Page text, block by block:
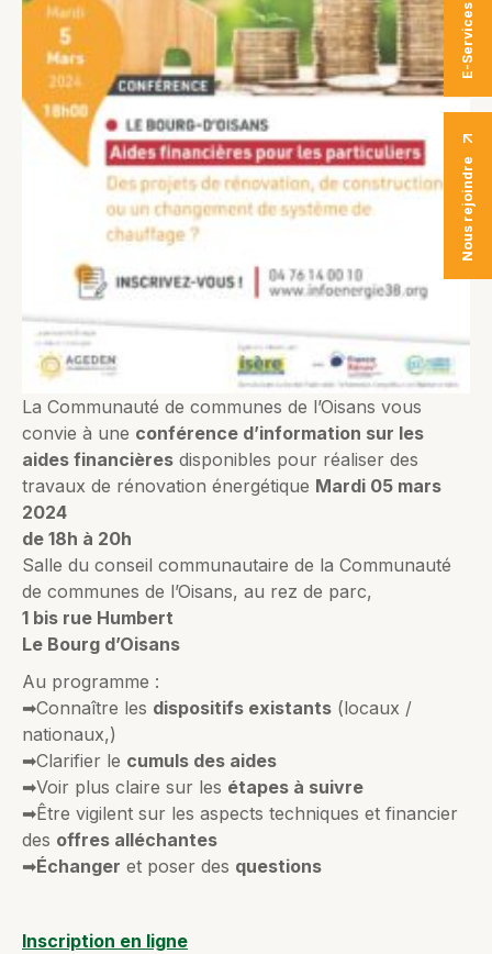
E-Services
Nous rejoindre
La Communauté de communes de l’Oisans vous
convie à une conférence d’information sur les
aides financières disponibles pour réaliser des
travaux de rénovation énergétique Mardi 05 mars
2024
de 18h à 20h
Salle du conseil communautaire de la Communauté
de communes de l’Oisans, au rez de parc,
1 bis rue Humbert
Le Bourg d’Oisans
Au programme :
➡Connaître les dispositifs existants (locaux /
nationaux,)
➡Clarifier le cumuls des aides
➡Voir plus claire sur les étapes à suivre
➡Être vigilent sur les aspects techniques et financier
des offres alléchantes
➡Échanger et poser des questions
Inscription en ligne